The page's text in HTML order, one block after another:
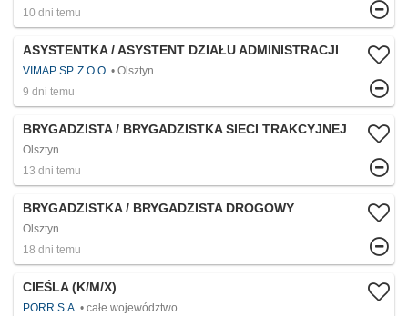
10 dni temu
ASYSTENTKA / ASYSTENT DZIAŁU ADMINISTRACJI
VIMAP SP. Z O.O.
Olsztyn
9 dni temu
BRYGADZISTA / BRYGADZISTKA SIECI TRAKCYJNEJ
Olsztyn
13 dni temu
BRYGADZISTKA / BRYGADZISTA DROGOWY
Olsztyn
18 dni temu
CIEŚLA (K/M/X)
PORR S.A.
całe województwo